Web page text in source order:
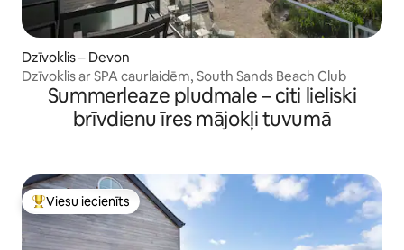
Dzīvoklis – Devon
Dzīvoklis ar SPA caurlaidēm, South Sands Beach Club
Summerleaze pludmale – citi lieliski
brīvdienu īres mājokļi tuvumā
Populārs viesu iecienīts mājoklis
Viesu iecienīts